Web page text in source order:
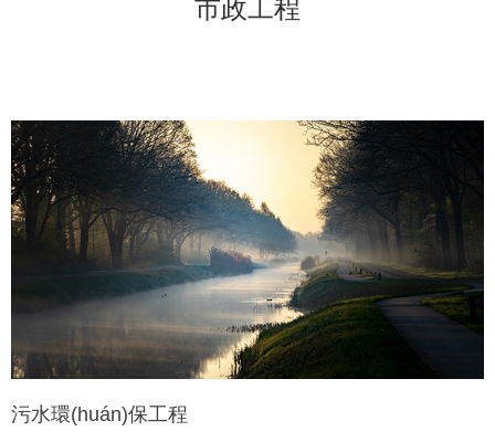
市政工程
污水環(huán)保工程